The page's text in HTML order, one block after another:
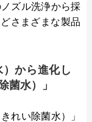
ズル洗浄から採
さまざまな製品
から進化し
菌水）」
れい除菌水）」